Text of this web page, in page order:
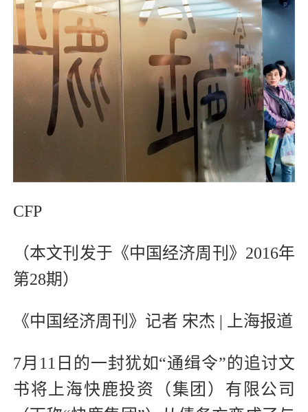
CFP
（本文刊发于《中国经济周刊》2016年
第28期）
《中国经济周刊》记者 宋杰 | 上海报道
7月11日的一封犹如“通缉令”的追讨文
书将上海快鹿投资（集团）有限公司